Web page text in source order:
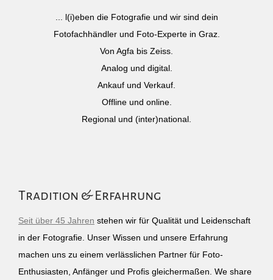
... l(i)eben die Fotografie und wir sind dein
Fotofachhändler und Foto-Experte in Graz.
Von Agfa bis Zeiss.
Analog und digital.
Ankauf und Verkauf.
Offline und online.
Regional und (inter)national.
Tradition & Erfahrung
Seit über 45 Jahren stehen wir für Qualität und Leidenschaft
in der Fotografie. Unser Wissen und unsere Erfahrung
machen uns zu einem verlässlichen Partner für Foto-
Enthusiasten, Anfänger und Profis gleichermaßen. We share